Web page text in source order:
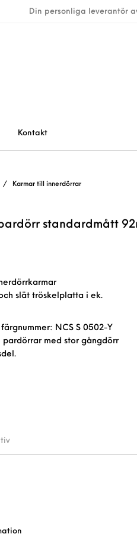
Din personliga leverantör
Kontakt
/ Karmar till innerdörrar
standardmått
slät tröskelplatta i ek.
NCS S 0502-Y
pardörrar med stor gångdörr